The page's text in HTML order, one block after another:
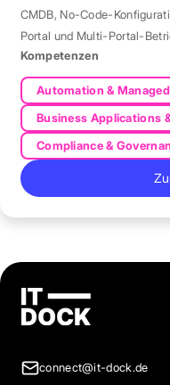
CMDB, No-Code-
Portal und Multi-Portal-
Kompetenzen
Automation &
Business Applications
Compliance &
connect@it-dock.de